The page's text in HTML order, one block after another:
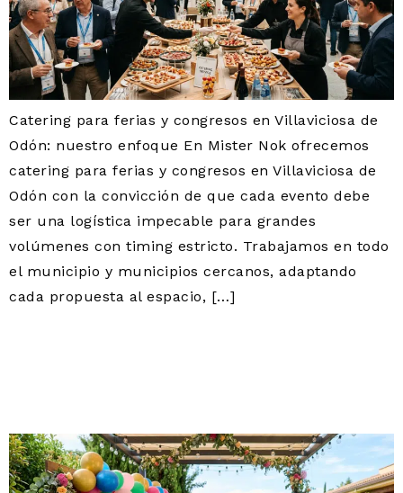
Catering para ferias y congresos en Villaviciosa de
Odón: nuestro enfoque En Mister Nok ofrecemos
catering para ferias y congresos en Villaviciosa de
Odón con la convicción de que cada evento debe
ser una logística impecable para grandes
volúmenes con timing estricto. Trabajamos en todo
el municipio y municipios cercanos, adaptando
cada propuesta al espacio, […]